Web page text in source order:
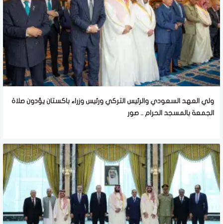
ولي العهد السعودي والرئيس التركي ورئيس وزراء باكستان يؤدون صلاة
الجمعة بالمسجد الحرام .. صور